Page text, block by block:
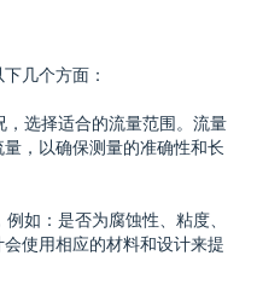
几个方面：
选择适合的流量范围。流量
，以确保测量的准确性和长
如：是否为腐蚀性、粘度、
使用相应的材料和设计来提